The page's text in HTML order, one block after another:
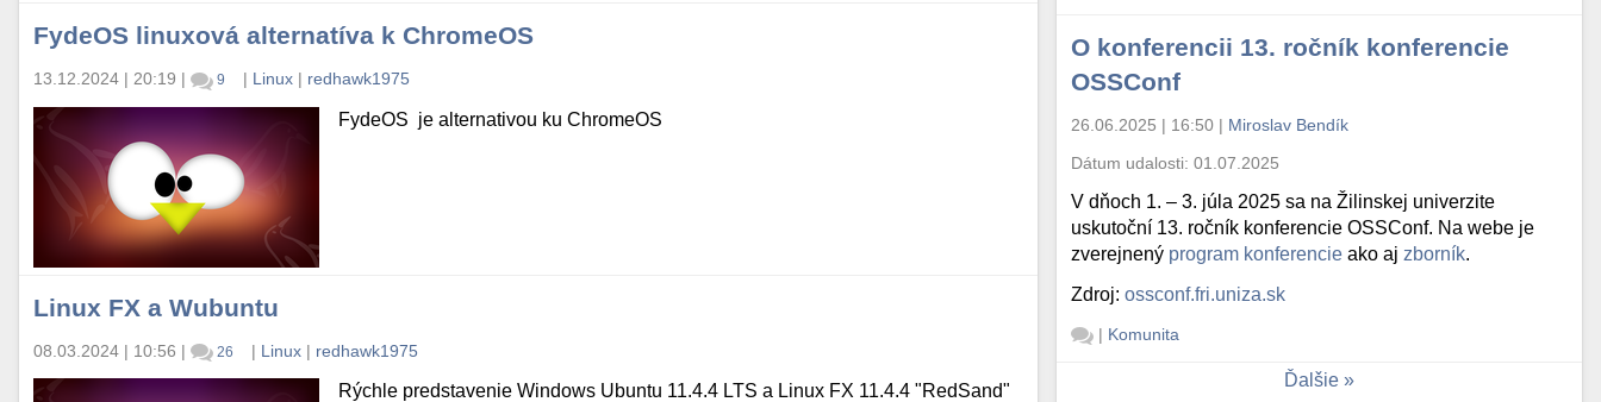
FydeOS linuxová alternatíva k ChromeOS
13.12.2024 | 20:19 | 9 | Linux| redhawk1975
FydeOS je alternativou ku ChromeOS
Linux FX a Wubuntu
08.03.2024 | 10:56 | 26 | Linux| redhawk1975
Rýchle predstavenie Windows Ubuntu 11.4.4 LTS a Linux FX 11.4.4 "RedSand"
O konferencii 13. ročník konferencie
OSSConf
26.06.2025 | 16:50 | Miroslav Bendík
Dátum udalosti:01.07.2025
V dňoch 1. – 3. júla 2025 sa na Žilinskej univerzite
uskutoční 13. ročník konferencie OSSConf. Na webe je
zverejnený program konferencie ako aj zborník.
Zdroj:ossconf.fri.uniza.sk
| Komunita
Ďalšie